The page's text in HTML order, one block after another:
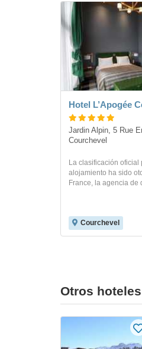
Hotel L’Apogée
Jardin Alpin, 5 Rue
Courchevel
La clasificación oficial
alojamiento ha sido
France, la agencia de
Courchevel
Otros